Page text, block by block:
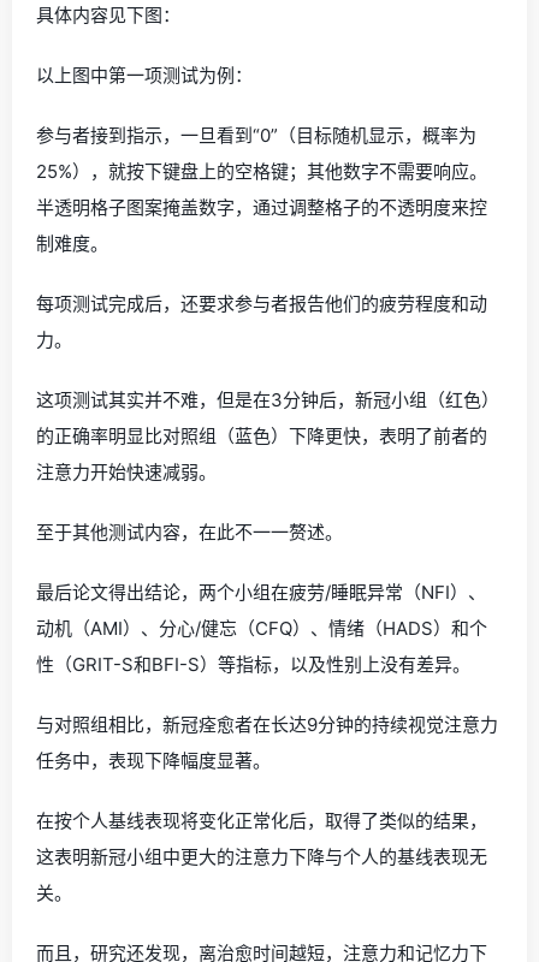
具体内容见下图：
以上图中第一项测试为例：
参与者接到指示，一旦看到“0”（目标随机显示，概率为
25%），就按下键盘上的空格键；其他数字不需要响应。
半透明格子图案掩盖数字，通过调整格子的不透明度来控
制难度。
每项测试完成后，还要求参与者报告他们的疲劳程度和动
力。
这项测试其实并不难，但是在3分钟后，新冠小组（红色）
的正确率明显比对照组（蓝色）下降更快，表明了前者的
注意力开始快速减弱。
至于其他测试内容，在此不一一赘述。
最后论文得出结论，两个小组在疲劳/睡眠异常（NFI）、
动机（AMI）、分心/健忘（CFQ）、情绪（HADS）和个
性（GRIT-S和BFI-S）等指标，以及性别上没有差异。
与对照组相比，新冠痊愈者在长达9分钟的持续视觉注意力
任务中，表现下降幅度显著。
在按个人基线表现将变化正常化后，取得了类似的结果，
这表明新冠小组中更大的注意力下降与个人的基线表现无
关。
而且，研究还发现，离治愈时间越短，注意力和记忆力下